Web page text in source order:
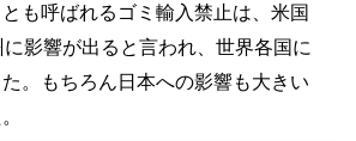
とも呼ばれるゴミ輸入禁止は、米国
影響が出ると言われ、世界各国に
。もちろん日本への影響も大きい